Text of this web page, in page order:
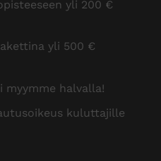
yli 200 €
yli 500 €
myymme halvalla!
kuluttajille